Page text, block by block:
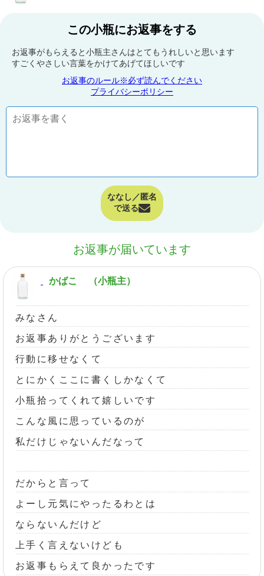
この小瓶にお返事をする
お返事がもらえると小瓶主さんはとてもうれしいと思います
すごくやさしい言葉をかけてあげてほしいです
お返事のルール※必ず読んでください
プライバシーポリシー
ななし／匿名
で送る
お返事が届いています
かばこ （小瓶主）
みなさん
お返事ありがとうございます
行動に移せなくて
とにかくここに書くしかなくて
小瓶拾ってくれて嬉しいです
こんな風に思っているのが
私だけじゃないんだなって
だからと言って
よーし元気にやったるわとは
ならないんだけど
上手く言えないけども
お返事もらえて良かったです